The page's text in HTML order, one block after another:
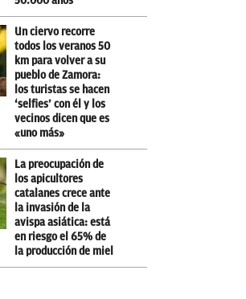
Un ciervo recorre
todos los veranos 50
km para volver a su
pueblo de Zamora:
los turistas se hacen
‘selfies’ con él y los
vecinos dicen que es
«uno más»
La preocupación de
los apicultores
catalanes crece ante
la invasión de la
avispa asiática: está
en riesgo el 65% de
la producción de miel